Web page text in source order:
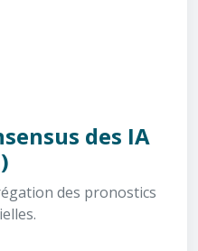
des IA
des pronostics